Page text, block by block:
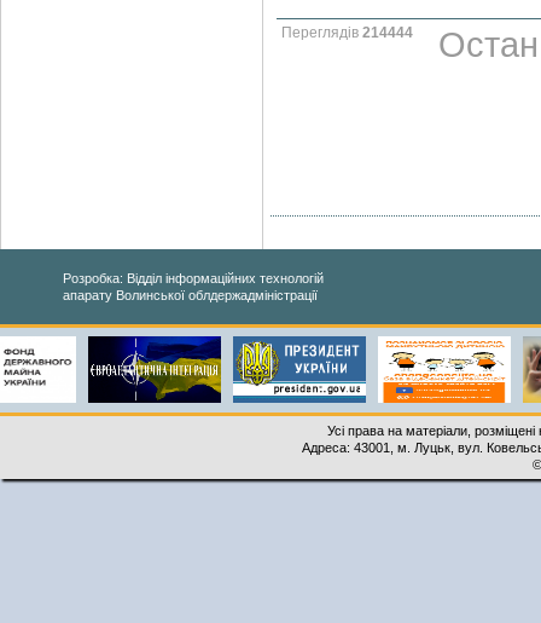
Переглядів 214444
Розробка: Відділ інформаційних технологій
апарату Волинської облдержадміністрації
Усі права на матеріали,
Адреса: 43001, м. Луцьк, вул.